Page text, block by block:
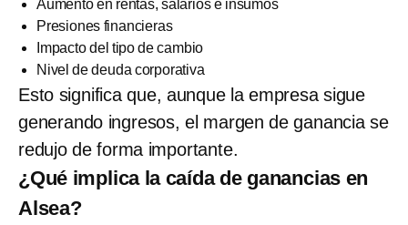
Aumento en rentas, salarios e insumos
Presiones financieras
Impacto del tipo de cambio
Nivel de deuda corporativa
Esto significa que, aunque la empresa sigue
generando ingresos, el margen de ganancia se
redujo de forma importante.
¿Qué implica la caída de ganancias en
Alsea?